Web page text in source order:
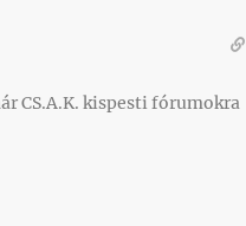
CS.A.K. kispesti fórumokra